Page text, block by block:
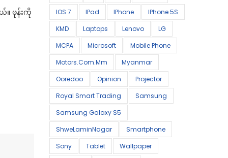
။ ဖုန်းကို
IOS 7
IPad IPhone
IPhone 5S
KMD
Laptops Lenovo
LG
MCPA
Microsoft
Mobile Phone
Motors.com.mm
Myanmar
Ooredoo
Opinion
Projector
Royal Smart Trading
Samsung
Samsung Galaxy S5
ShweLaminNagar
Smartphone
Sony
Tablet
Wallpaper